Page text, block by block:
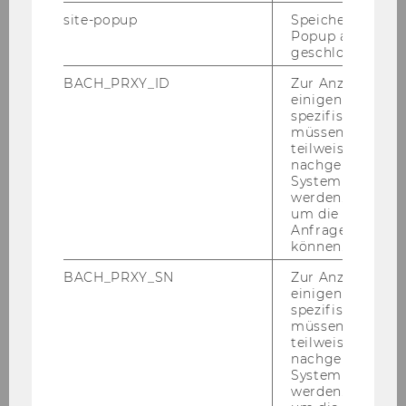
Die Stu­die un­ter­such­te wel­chen Bei­trag So­zi­al­
un­ter­neh­mer*innen in Wien bei der Ar­beits­
markt­in­te­gra­ti­on von Ge­flüch­te­ten leis­ten kön­
nen und gibt Ein­blick in deren An­ge­bo­te, In­no­
va­tio­nen, Be­zie­hun­gen und Her­aus­for­de­run­
Ana­ly­se der
wur­den dazu
mit Grün­
der*innen und Ge­schäfts­füh­rer*innen von Wie­
ner So­zi­al­un­ter­neh­men ge­führt und in­halts­
Die Er­geb­nis­se zei­gen, dass So­zi­al­un­ter­neh­
viel­fäl­ti­ge Zu­gän­ge zur Un­ter­
stüt­zung der Ge­flüch­te­ten am Ar­beits­markt
wäh­len, die von der Vor­be­rei­tung für den Ar­
beits­markt­ein­stieg, über Ver­mitt­lungs­kon­zep­
te, bis hin zu lang­fris­ti­ger Be­glei­tung der ver­
site-popup
Speichert ob ein
Popup
geschlossen
BACH_PRXY_ID
Zur Anzeige von
einigen WU-
spezifischen
müssen
teilweise von
nachgelagerten
System
werden.
um die Antwort
Anfrage
können.
BACH_PRXY_SN
Zur Anzeige von
einigen WU-
spezifischen
müssen
teilweise von
nachgelagerten
System
werden.